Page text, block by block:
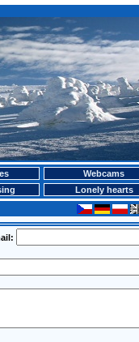
Webcams
Lonely hearts